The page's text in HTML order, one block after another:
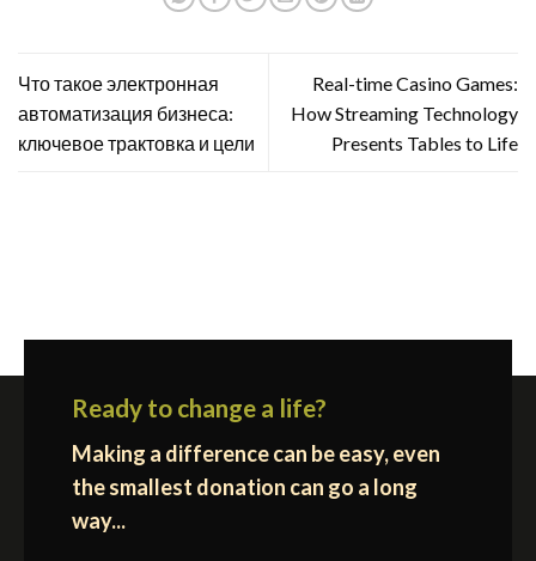
Что такое электронная
автоматизация бизнеса:
ключевое трактовка и цели
Real-time Casino Games:
How Streaming Technology
Presents Tables to Life
Ready to change a life?
Making a difference can be easy, even
the smallest donation can go a long
way...